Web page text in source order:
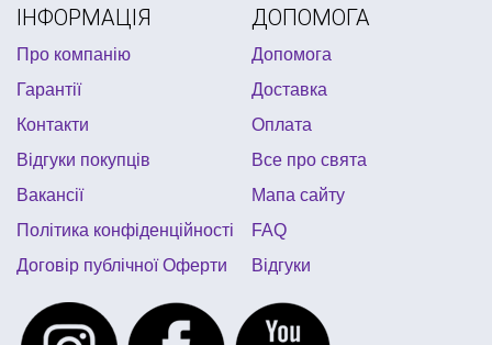
все для випускного
хлопавка
товари до шкільного свята
браслет що світиться
гангстерська вечірка одяг
ІНФОРМАЦІЯ
Про компанію
Гарантії
Контакти
Відгуки покупців
Вакансії
Політика конфіденційності
Договір публічної Оферти
ДОПОМОГА
Допомога
Доставка
Оплата
Все про свята
Мапа сайту
FAQ
Відгуки